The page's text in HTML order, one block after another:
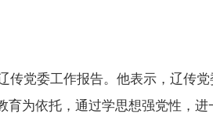
传党委工作报告。他表示，辽传
育为依托，通过学思想强党性，